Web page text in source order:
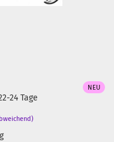
NEU
24 Tage